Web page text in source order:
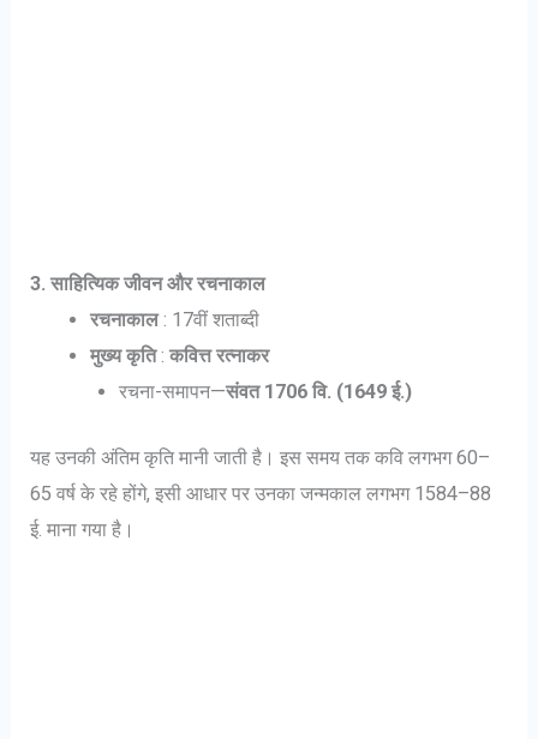
3. साहित्यिक जीवन और रचनाकाल
रचनाकाल: 17वीं शताब्दी
मुख्य कृति: कवित्त रत्नाकर
रचना-समापन—संवत 1706 वि. (1649 ई.)
यह उनकी अंतिम कृति मानी जाती है। इस समय तक कवि लगभग 60–
65 वर्ष के रहे होंगे, इसी आधार पर उनका जन्मकाल लगभग 1584–88
ई. माना गया है।